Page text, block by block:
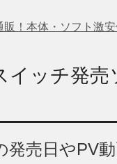
！本体・ソフト激
イッチ発
売日やPV動